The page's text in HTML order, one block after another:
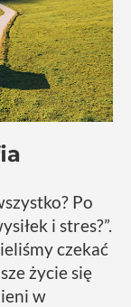
Po
i stres?”.
czekać
życie się
w